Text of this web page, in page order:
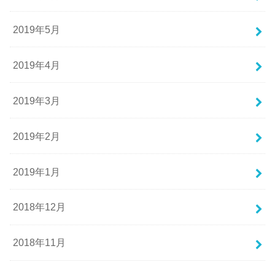
2019年5月
2019年4月
2019年3月
2019年2月
2019年1月
2018年12月
2018年11月